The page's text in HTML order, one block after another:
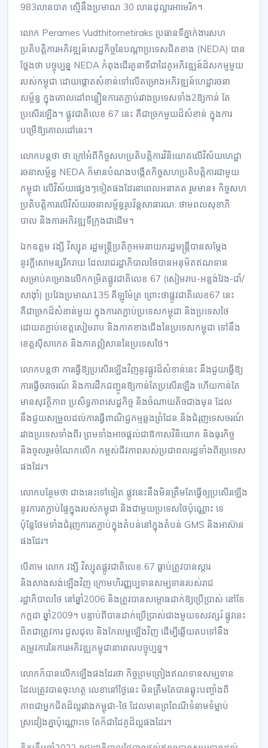
983លានបាត ស្មើនឹងប្រមាណ 30 លានដុល្លារអាមេរិក។
លោក Perames Vudthitornetiraks ប្រធានទីភ្នាក់ងារសហ
ប្រតិបត្តិការអភិវឌ្ឍន៍សេដ្ឋកិច្ចនៃបណ្តាប្រទេសជិតខាង (NEDA) បាន
ថ្លែងថា បច្ចុប្បន្ន NEDA កំពុងដើរតួនាទីជាដៃគូអភិវឌ្ឍន៍ដ៏សកម្មមួយ
របស់កម្ពុជា ដោយផ្តោតសំខាន់ទៅលើគម្រោងអភិវឌ្ឍន៍ហេដ្ឋារចនា
សម្ព័ន្ធ ក្នុងគោលដៅពន្លឿនការតភ្ជាប់រវាងប្រទេសទាំង2ឱ្យកាន់ តែ
ប្រសើរឡើង។ ផ្លូវជាតិលេខ 67 នេះ គឺជាច្រកមួយដ៏សំខាន់ ក្នុងការ
បម្រើឱ្យគោលដៅនេះ។
លោកបន្តថា ថា ក្រៅអំពីកិច្ចសហប្រតិបត្តិការវិនិយោគលើវិស័យហេដ្ឋា
រចនាសម្ព័ន្ធ NEDA ក៏មានបំណងបង្កើតកិច្ចសហប្រតិបត្តិការជាមួយ
កម្ពុជា លើវិស័យផ្សេងៗទៀតផងដែរនាពេលអនាគត រួមមាន៖ កិច្ចសហ
ប្រតិបត្តិការលើវិស័យរចនាសម្ព័ន្ធរូបវ័ន្តសាធារណ: ថាមពលសុខាភិ
បាល និងការអភិវឌ្ឍទីក្រុងជាដើម។
ឯកឧត្តម វង្សី វិស្សុត រដ្ឋមន្ត្រីប្រតិភូអមនាយករដ្ឋមន្ត្រីបានសម្តែង
នូវក្តីសោមន្សរីករាយ ដែលរាជរដ្ឋាភិបាលថៃបានអនុម័តឥណទាន
សម្រាប់គម្រោងលើកកម្រិតផ្លូវជាតិលេខ 67 (សៀមរាប-អន្លង់វែង-ជាំ/
សាង៉ាំ) ប្រវែងប្រមាណ135 គីឡូម៉ែត្រ ព្រោះថាផ្លូវជាតិលេខ67 នេះ
គឺជាច្រកដ៏សំខាន់មួយ ក្នុងការតភ្ជាប់ប្រទេសកម្ពុជា និងប្រទេសថៃ
ដោយតភ្ជាប់ខេត្តសៀមរាប និងភាគខាងជើងនៃប្រទេសកម្ពុជា ទៅនឹង
ខេត្តស៊ីសាកេត និងភាគឦសាននៃប្រទេសថៃ។
លោកបន្តថា ការធ្វើឱ្យប្រសើរឡើងវិញនូវផ្លូវដ៏សំខាន់នេះ នឹងជួយធ្វើឱ្យ
ការធ្វើចរាចរណ៍ និងការដឹកជញ្ជូនឱ្យកាន់តែប្រសើរឡើង ហើយកាន់តែ
មានសុវត្ថិភាព ប្រសិទ្ធភាពសេដ្ឋកិច្ច និងចំណាយតិចជាងមុន ដែល
នឹងជួយសម្រួលដល់ការធ្វើពាណិជ្ជកម្មឆ្លងព្រំដែន និងជំរុញទេសចរណ៍
រវាងប្រទេសទាំងពីរ ព្រមទាំងអាចផ្តល់ជាឱកាសវិនិយោគ និងធុរកិច្ច
និងចូលរួមចំណែកលើក កម្ពស់ជីវភាពរបស់ប្រជាពលរដ្ឋទាំងពីរប្រទេស
ផងដែរ។
លោកបន្ថែមថា ជាងនេះទៅទៀត ផ្លូវនេះនឹងមិនត្រឹមតែធ្វើឲ្យប្រសើរឡើង
នូវការតភ្ជាប់ផ្ទៃក្នុងរបស់កម្ពុជា និងជាមួយប្រទេសថៃប៉ុណ្ណោះ ទេ
ប៉ុន្តែថែមទាំងជំរុញការតភ្ជាប់ក្នុងតំបន់នៅក្នុងតំបន់ GMS និងអាស៊ាន
ផងដែរ។
បើតាម លោក វង្សី វិស្សុតផ្លូវជាតិលេខ 67 ធ្លាប់ត្រូវបានស្តារ
និងសាងសង់ឡើងវិញ ក្រោមហិរញ្ញប្បទានសម្បទានរបស់រាជ
រដ្ឋាភិបាលថៃ នៅឆ្នាំ2006 និងត្រូវបានសម្ពោធដាក់ឱ្យប្រើប្រាស់ នៅខែ
កក្កដា ឆ្នាំ2009។ បន្ទាប់ពីបានដាក់ប្រើប្រាស់ជាងមួយទសវត្សរ៍ ផ្លូវនេះ
ពិតជាត្រូវការ ជួសជុល និងកែលម្អឡើងវិញ ដើម្បីឆ្លើយតបទៅនឹង
តម្រូវការនៃការអភិវឌ្ឍកម្ពុជានាពេលបច្ចុប្បន្ន។
លោកក៏បានលើកឡើងផងដែរថា កិច្ចព្រមព្រៀងឥណទានសម្បទាន
ដែលត្រូវបានចុះហត្ថ លេខានៅថ្ងៃនេះ មិនត្រឹមតែបានឆ្លុះបញ្ចាំងពី
ភាពជាអ្នកជិតដ៏ល្អរវាងកម្ពុជា-ថៃ ដែលមានព្រពៃណីទំនាមទំម្លាប់
ស្រដៀងគ្នាប៉ុណ្ណោះទេ តែក៏ជាដៃគូដ៏ល្អផងដែរ។